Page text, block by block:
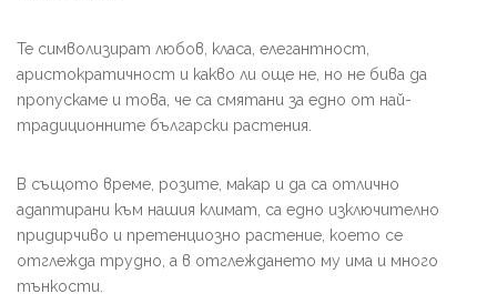
Те символизират любов, класа, елегантност,
аристократичност и какво ли още не, но не бива да
пропускаме и това, че са смятани за едно от най-
традиционните български растения.
В същото време, розите, макар и да са отлично
адаптирани към нашия климат, са едно изключително
придирчиво и претенциозно растение, което се
отглежда трудно, а в отглеждането му има и много
тънкости.